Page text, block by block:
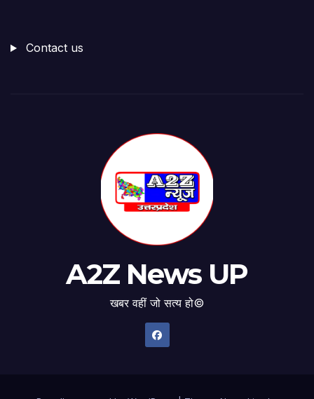
Contact us
A2Z News UP
खबर वहीं जो सत्य हो©